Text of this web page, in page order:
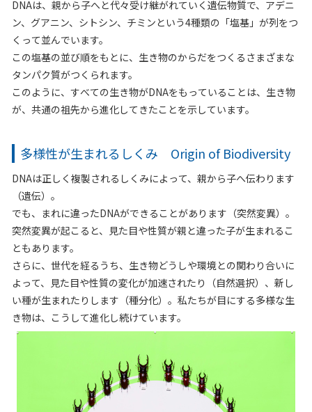
DNAは、親から子へと代々受け継がれていく遺伝物質で、アデニ
ン、グアニン、シトシン、チミンという4種類の「塩基」が列をつ
くって並んでいます。
この塩基の並び順をもとに、生き物のからだをつくるさまざまな
タンパク質がつくられます。
このように、すべての生き物がDNAをもっていることは、生き物
が、共通の祖先から進化してきたことを示しています。
多様性が生まれるしくみ Origin of Biodiversity
DNAは正しく複製されるしくみによって、親から子へ伝わります
（遺伝）。
でも、まれに違ったDNAができることがあります（突然変異）。
突然変異が起こると、見た目や性質が親と違った子が生まれるこ
ともあります。
さらに、世代を経るうち、生き物どうしや環境との関わり合いに
よって、見た目や性質の変化が加速されたり（自然選択）、新し
い種が生まれたりします（種分化）。私たちが目にする多様な生
き物は、こうして進化し続けています。